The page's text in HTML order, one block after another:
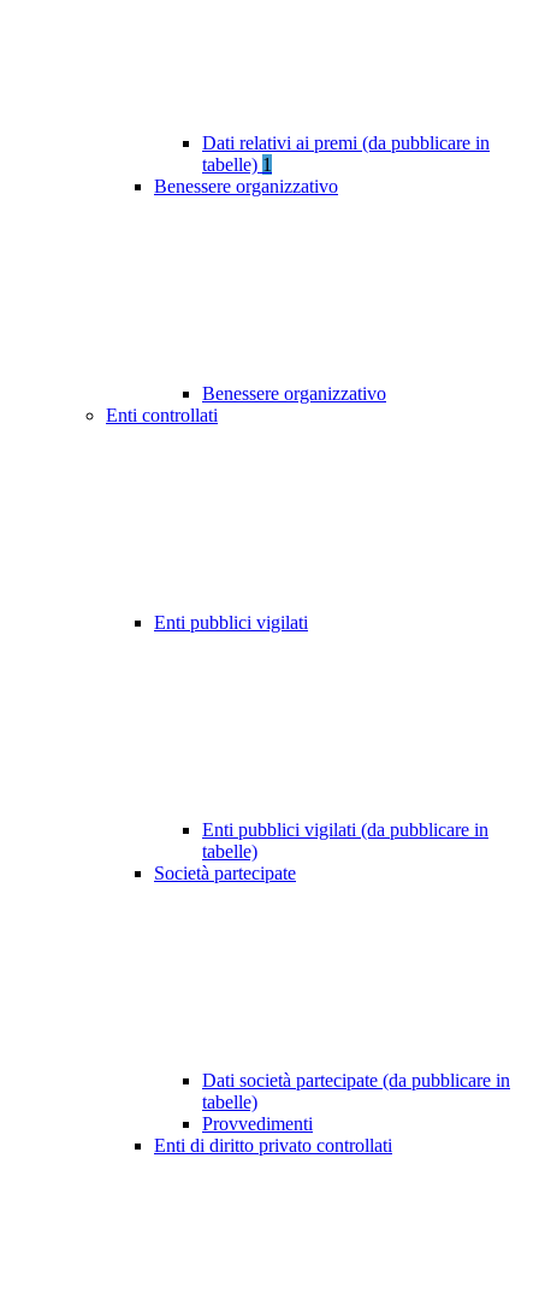
Dati relativi ai premi (da pubblicare in
tabelle) 1
Benessere organizzativo
Benessere organizzativo
Enti controllati
Enti pubblici vigilati
Enti pubblici vigilati (da pubblicare in
tabelle)
Società partecipate
Dati società partecipate (da pubblicare in
tabelle)
Provvedimenti
Enti di diritto privato controllati